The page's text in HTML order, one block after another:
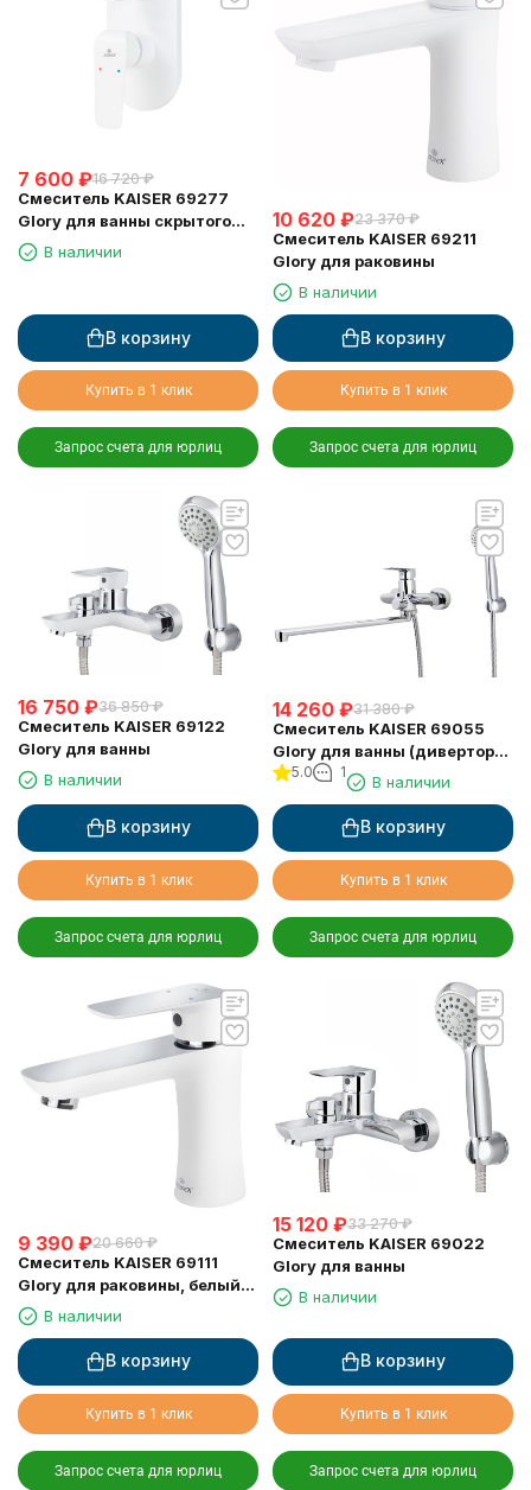
7 600 ₽16 720 ₽
Смеситель KAISER 69277
Glory для ванны скрытого
монтажа белый глянец
В наличии
В корзину
Купить в 1 клик
Запрос счета для юрлиц
10 620 ₽23 370 ₽
Смеситель KAISER 69211
Glory для раковины
В наличии
В корзину
Купить в 1 клик
Запрос счета для юрлиц
16 750 ₽36 850 ₽
Смеситель KAISER 69122
Glory для ванны
В наличии
В корзину
Купить в 1 клик
Запрос счета для юрлиц
14 260 ₽31 380 ₽
Смеситель KAISER 69055
Glory для ванны (дивертор
6057)
5.0 1
В наличии
В корзину
Купить в 1 клик
Запрос счета для юрлиц
9 390 ₽20 660 ₽
Смеситель KAISER 69111
Glory для раковины, белый/
хромВ наличии
В корзину
Купить в 1 клик
Запрос счета для юрлиц
15 120 ₽33 270 ₽
Смеситель KAISER 69022
Glory для ванны
В наличии
В корзину
Купить в 1 клик
Запрос счета для юрлиц